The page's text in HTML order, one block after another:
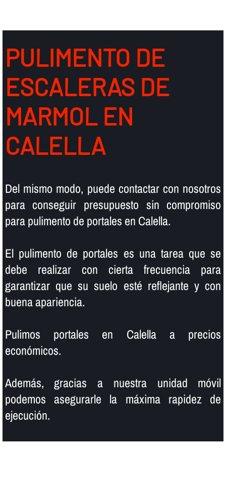
PULIMENTO DE
ESCALERAS DE
MARMOL EN
CALELLA
Del mismo modo, puede contactar con nosotros
para conseguir presupuesto sin compromiso
para pulimento de portales en Calella.
El pulimento de portales es una tarea que se
debe realizar con cierta frecuencia para
garantizar que su suelo esté reflejante y con
buena apariencia.
Pulimos portales en Calella a precios
económicos.
Además, gracias a nuestra unidad móvil
podemos asegurarle la máxima rapidez de
ejecución.